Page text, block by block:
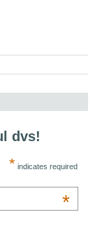
dvs!
* indicates required
*